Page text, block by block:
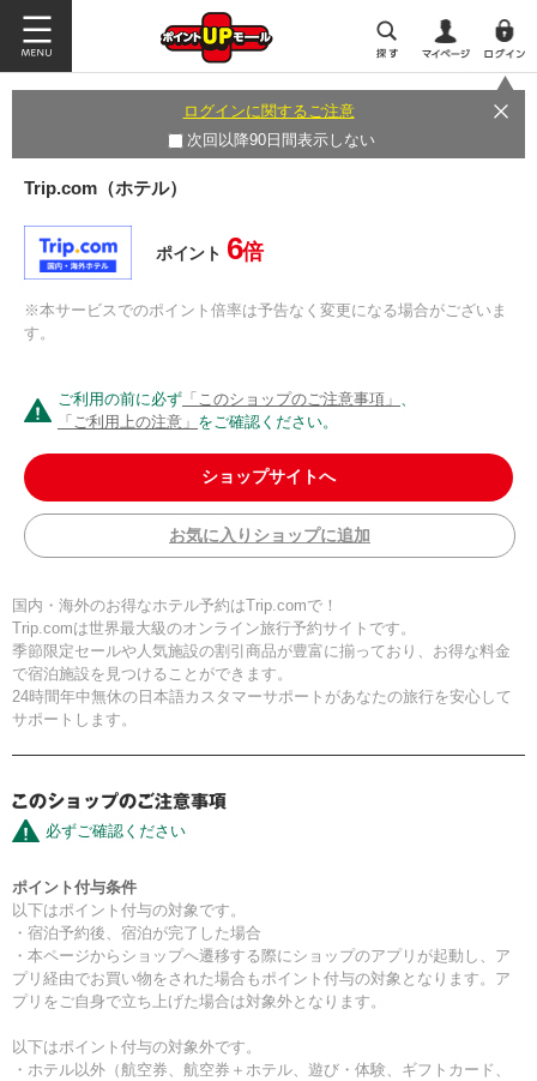
ログインに関するご注意
次回以降90日間表示しない
Trip.com（ホテル）
ポイント 6倍
※本サービスでのポイント倍率は予告なく変更になる場合がございま
す。
ご利用の前に必ず 「このショップのご注意事項」 、
「ご利用上の注意」 をご確認ください。
ショップサイトへ
お気に入りショップに追加
国内・海外のお得なホテル予約はTrip.comで！
Trip.comは世界最大級のオンライン旅行予約サイトです。
季節限定セールや人気施設の割引商品が豊富に揃っており、お得な料金
で宿泊施設を見つけることができます。
24時間年中無休の日本語カスタマーサポートがあなたの旅行を安心して
サポートします。
必ずご確認ください
ポイント付与条件
以下はポイント付与の対象です。
・宿泊予約後、宿泊が完了した場合
・本ページからショップへ遷移する際にショップのアプリが起動し、ア
プリ経由でお買い物をされた場合もポイント付与の対象となります。ア
プリをご自身で立ち上げた場合は対象外となります。
以下はポイント付与の対象外です。
・ホテル以外（航空券、航空券＋ホテル、遊び・体験、ギフトカード、